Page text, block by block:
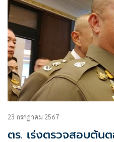
23 กรกฎาคม 2567
ตร. เร่งตรวจสอบต้น